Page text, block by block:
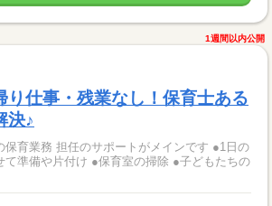
1週間以内公開
り仕事・残業なし！保育士ある
決♪
業務 担任のサポートがメインです ●1日の
て準備や片付け ●保育室の掃除 ●子どもたちの